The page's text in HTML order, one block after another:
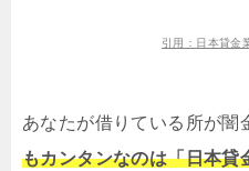
引用：日本貸金
あなたが借りている所が闇
もカンタンなのは「日本貸